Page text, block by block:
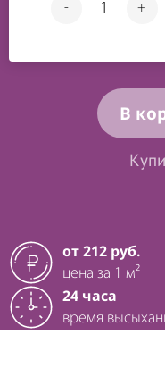
- +
В
от 212 руб.
цена за 1 м²
24 часа
время